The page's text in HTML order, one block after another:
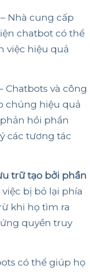
– Nhà cung cấp
chatbot có thể
việc hiệu quả
Chatbots và công
chúng hiệu quả
hồi phần
các tương tác
trữ tạo bởi phần
bị bỏ lại phía
khi họ tìm ra
quyền truy
có thể giúp họ